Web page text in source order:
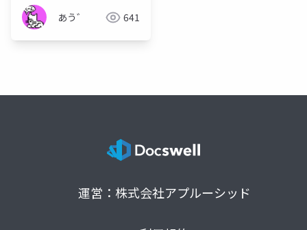
あう゛ 641
運営：株式会社アプルーシッド